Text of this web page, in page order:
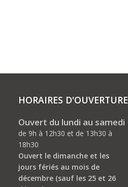
HORAIRES D'OUVERTURE
Ouvert du lundi au samedi
de 9h à 12h30 et de 13h30 à
18h30
Ouvert le dimanche et les
jours fériés au mois de
décembre (sauf les 25 et 26